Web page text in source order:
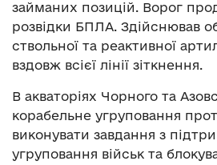
займаних позицій. Ворог
розвідки БПЛА. Здійснював
ствольної та реактивної
вздовж всієї лінії зіткнення.
В акваторіях Чорного та
корабельне угруповання
виконувати завдання з
угруповання військ та